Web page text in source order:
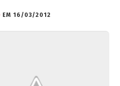
EM 16/03/2012